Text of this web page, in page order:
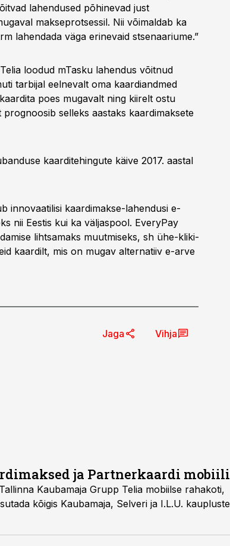
lahendused põhinevad just
makseprotsessil. Nii võimaldab ka
lahendada väga erinevaid stsenaariume.”
loodud mTasku lahendus võitnud
tarbijal eelnevalt oma kaardiandmed
poes mugavalt ning kiirelt ostu
selleks aastaks kaardimaksete
kaarditehingute käive 2017. aastal
innovaatilisi kaardimakse-lahendusi e-
nii Eestis kui ka väljaspool. EveryPay
lihtsamaks muutmiseks, sh ühe-kliki-
kaardilt, mis on mugav alternatiiv e-arve
Jaga Vihja
ja Partnerkaardi mobiili
Kaubamaja Grupp Telia mobiilse rahakoti,
kõigis Kaubamaja, Selveri ja I.L.U. kaupluste